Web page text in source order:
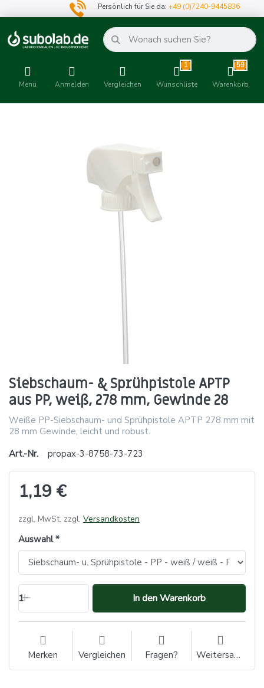
Persönlich für Sie da:+49 (0)7240-9445836
Menü Anmelden Vergleichen
1
Wunschliste
59
Warenkorb
Siebschaum- & Sprühpistole APTP
aus PP, weiß, 278 mm, Gewinde 28
Weiße PP-Siebschaum- und Sprühpistole APTP 278 mm mit
28 mm Gewinde, leicht und robust.
Art.-Nr.
propax-3-8758-73-723
1,19 €
zzgl. MwSt. zzgl. Versandkosten
Auswahl
1 In den Warenkorb
Merken Vergleichen Fragen? Weitersagen